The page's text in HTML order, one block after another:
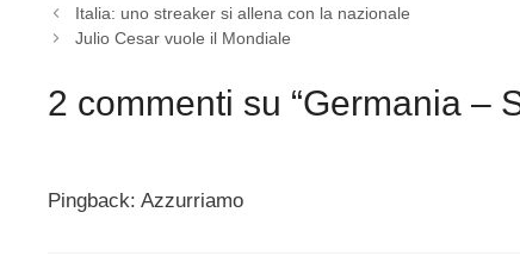
Italia: uno streaker si allena con la nazionale
Julio Cesar vuole il Mondiale
2 commenti su “Germania –
Pingback: Azzurriamo